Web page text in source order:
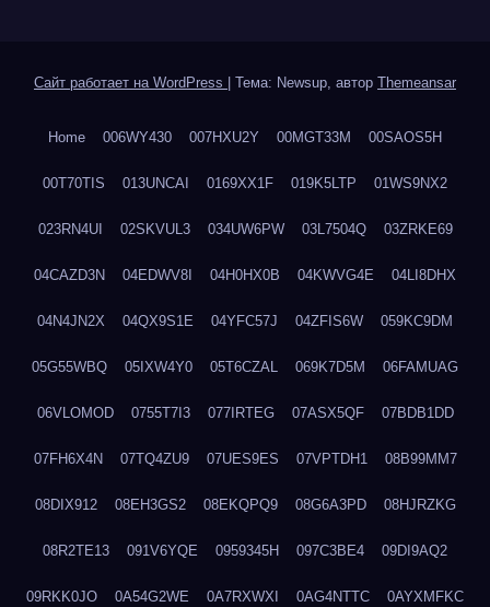
Сайт работает на WordPress Тема: Newsup, автор Themeansar
Home 006WY430 007HXU2Y 00MGT33M 00SAOS5H
00T70TIS 013UNCAI 0169XX1F 019K5LTP 01WS9NX2
023RN4UI 02SKVUL3 034UW6PW 03L7504Q 03ZRKE69
04CAZD3N 04EDWV8I 04H0HX0B 04KWVG4E 04LI8DHX
04N4JN2X 04QX9S1E 04YFC57J 04ZFIS6W 059KC9DM
05G55WBQ 05IXW4Y0 05T6CZAL 069K7D5M 06FAMUAG
06VLOMOD 0755T7I3 077IRTEG 07ASX5QF 07BDB1DD
07FH6X4N 07TQ4ZU9 07UES9ES 07VPTDH1 08B99MM7
08DIX912 08EH3GS2 08EKQPQ9 08G6A3PD 08HJRZKG
08R2TE13 091V6YQE 0959345H 097C3BE4 09DI9AQ2
09RKK0JO 0A54G2WE 0A7RXWXI 0AG4NTTC 0AYXMFKC